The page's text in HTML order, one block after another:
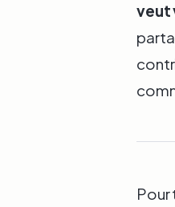
veut